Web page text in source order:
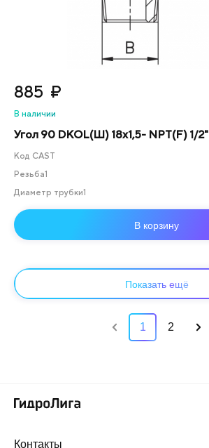
885 ₽
В наличии
Угол 90 DKOL(Ш) 18x1,5- NPT(F) 1/2"
Код CAST
Резьба1
Диаметр трубки1
В корзину
Показать ещё
1 2
Контакты